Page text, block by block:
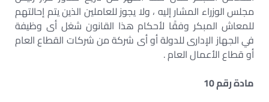
مجلس الوزراء المشار إليه ، ولا يجوز للعاملين الذين يتم إحالتهم
للمعاش المبكر وفقًا لأحكام هذا القانون شغل أى وظيفة
في الجهاز الإدارى للدولة أو أى شركة من شركات القطاع العام
أو قطاع الأعمال العام .
مادة رقم 10